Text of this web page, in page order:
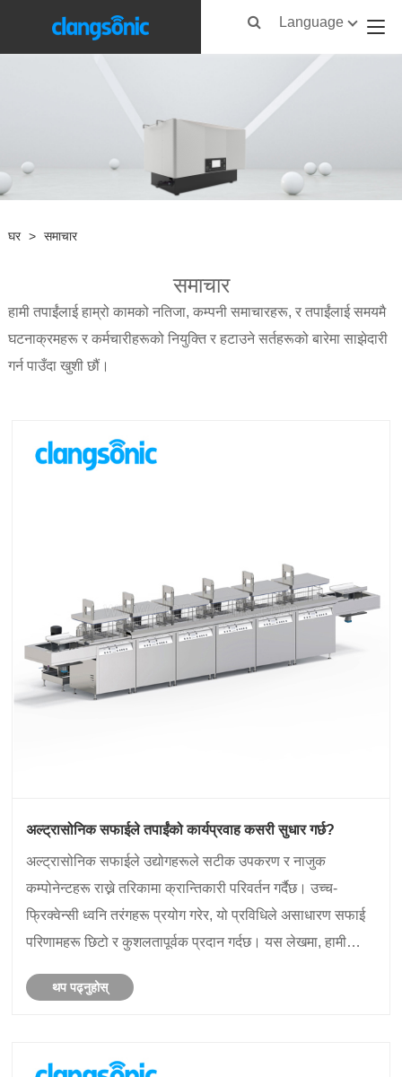
Language
घर > समाचार
समाचार
हामी तपाईंलाई हाम्रो कामको नतिजा, कम्पनी समाचारहरू, र तपाईंलाई समयमै
घटनाक्रमहरू र कर्मचारीहरूको नियुक्ति र हटाउने सर्तहरूको बारेमा साझेदारी
गर्न पाउँदा खुशी छौं।
अल्ट्रासोनिक सफाईले तपाईंको कार्यप्रवाह कसरी सुधार गर्छ?
अल्ट्रासोनिक सफाईले उद्योगहरूले सटीक उपकरण र नाजुक
कम्पोनेन्टहरू राख्ने तरिकामा क्रान्तिकारी परिवर्तन गर्दैछ। उच्च-
फ्रिक्वेन्सी ध्वनि तरंगहरू प्रयोग गरेर, यो प्रविधिले असाधारण सफाई
परिणामहरू छिटो र कुशलतापूर्वक प्रदान गर्दछ। यस लेखमा, हामी
थप पढ्नुहोस्